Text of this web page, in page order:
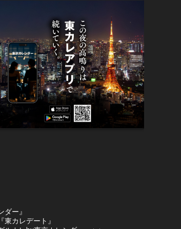
ー』
カレデート』